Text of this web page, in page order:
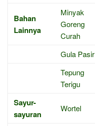
Bahan
Lainnya
Minyak
Goreng
Curah
Gula Pasir
Tepung
Terigu
Sayur-
sayuran
Wortel